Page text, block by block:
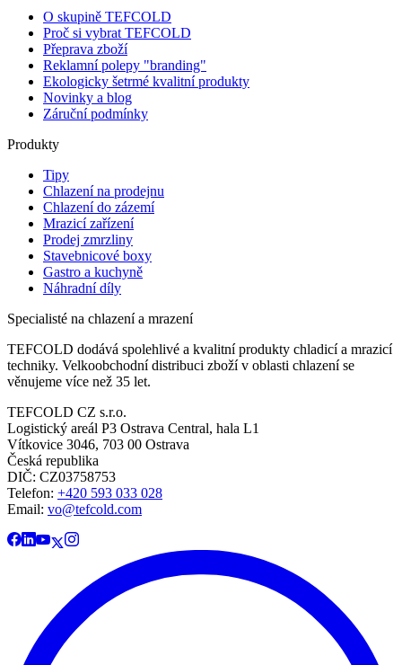
O skupině TEFCOLD
Proč si vybrat TEFCOLD
Přeprava zboží
Reklamní polepy "branding"
Ekologicky šetrmé kvalitní produkty
Novinky a blog
Záruční podmínky
Produkty
Tipy
Chlazení na prodejnu
Chlazení do zázemí
Mrazicí zařízení
Prodej zmrzliny
Stavebnicové boxy
Gastro a kuchyně
Náhradní díly
Specialisté na chlazení a mrazení
TEFCOLD dodává spolehlivé a kvalitní produkty chladicí a mrazicí
techniky. Velkoobchodní distribuci zboží v oblasti chlazení se
věnujeme více než 35 let.
TEFCOLD CZ s.r.o.
Logistický areál P3 Ostrava Central, hala L1
Vítkovice 3046, 703 00 Ostrava
Česká republika
DIČ: CZ03758753​​​​​​
Telefon: +420 593 033 028
Email: vo@tefcold.com